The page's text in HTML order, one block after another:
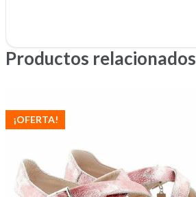
Productos relacionados
¡OFERTA!